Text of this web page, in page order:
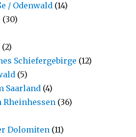
/ Odenwald (14)
(30)
(2)
Schiefergebirge (12)
(5)
Saarland (4)
Rheinhessen (36)
Dolomiten (11)